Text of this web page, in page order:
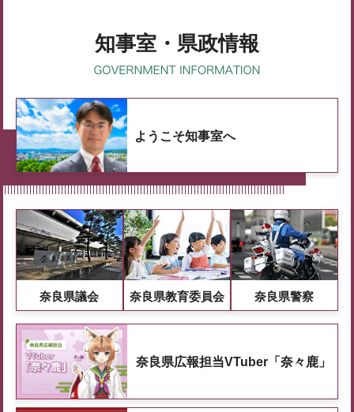
知事室・県政情報
ようこそ知事室へ
奈良県議会 奈良県教育委員会 奈良県警察
奈良県広報担当VTuber「奈々鹿」